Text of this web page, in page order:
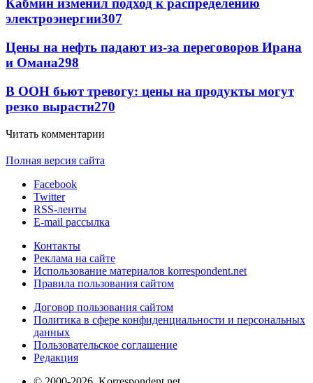
Кабмин изменил подход к распределению
электроэнергии307
Цены на нефть падают из-за переговоров Ирана
и Омана298
В ООН бьют тревогу: цены на продукты могут
резко вырасти270
Читать комментарии
Полная версия сайта
Facebook
Twitter
RSS-ленты
E-mail рассылка
Контакты
Реклама на сайте
Использование материалов korrespondent.net
Правила пользования сайтом
Договор пользования сайтом
Политика в сфере конфиденциальности и персональных
данных
Пользовательское соглашение
Редакция